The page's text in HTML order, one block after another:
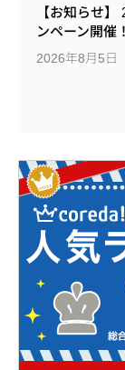
【お知らせ
ンペーン開催！
2026年8月5日